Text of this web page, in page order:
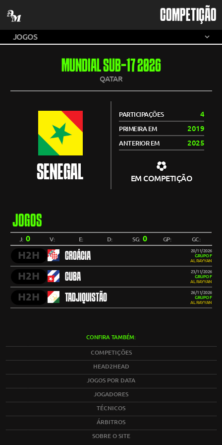
COMPETIÇÃO
MUNDIAL SUB-17 2026
QATAR
SENEGAL
PARTICIPAÇÕES 4
PRIMEIRA EM 2019
ANTERIOR EM 2025
EM COMPETIÇÃO
JOGOS
J: 0 V: E: D: SG: 0 GP: GC:
H2H CROÁCIA
20/11/2026
GRUPO F
AL RAYYAN
H2H CUBA
23/11/2026
GRUPO F
AL RAYYAN
H2H TADJIQUISTÃO
26/11/2026
GRUPO F
AL RAYYAN
CONFIRA TAMBÉM:
COMPETIÇÕES
HEAD2HEAD
JOGOS POR DATA
JOGADORES
TÉCNICOS
ÁRBITROS
SOBRE O SITE